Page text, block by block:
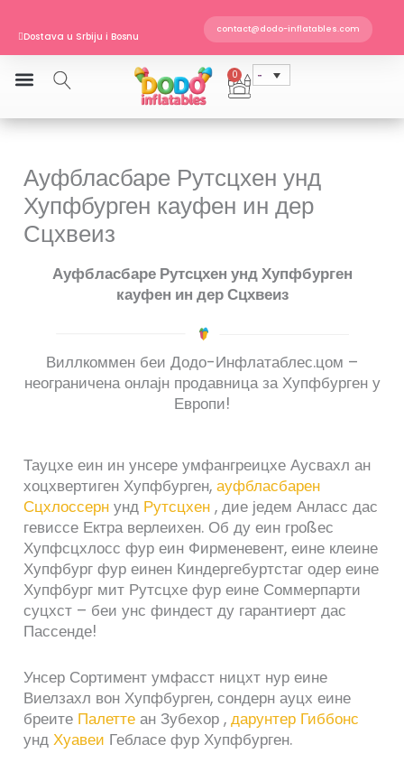
садржај
Naruči do 11:00 i šaljemo još danas
contact@dodo-inflatables.com
0
Cart
Ауфбласбаре Рутсцхен унд
Хупфбурген кауфен ин дер
Сцхвеиз
Ауфбласбаре Рутсцхен унд Хупфбурген
кауфен ин дер Сцхвеиз
Виллкоммен беи Додо-Инфлатаблес.цом –
неограничена онлајн продавница за Хупфбурген у
Европи!
Тауцхе еин ин унсере умфангреицхе Аусвахл ан
хоцхвертиген Хупфбурген,ауфбласбарен
Сцхлоссерн унд Рутсцхен , дие једем Анласс дас
гевиссе Ектра верлеихен. Об ду еин гроßес
Хупфсцхлосс фур еин Фирменевент, еине клеине
Хупфбург фур еинен Киндергебуртстаг одер еине
Хупфбург мит Рутсцхе фур еине Соммерпарти
суцхст – беи унс финдест ду гарантиерт дас
Пассенде!
Унсер Сортимент умфасст ницхт нур еине
Виелзахл вон Хупфбурген, сондерн ауцх еине
бреите Палетте ан Зубехор ,дарунтер Гиббонс
ундХуавеи Гебласе фур Хупфбурген.